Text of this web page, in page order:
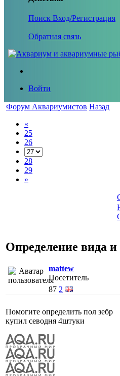
Поиск Вход/Регистрация
Обратная связь
Войти
Форум Аквариумистов Назад
«
25
26
28
29
»
Определение вида
mattew
Посетитель
87 2
Помогите определить пол зебр
купил севодня 4штуки